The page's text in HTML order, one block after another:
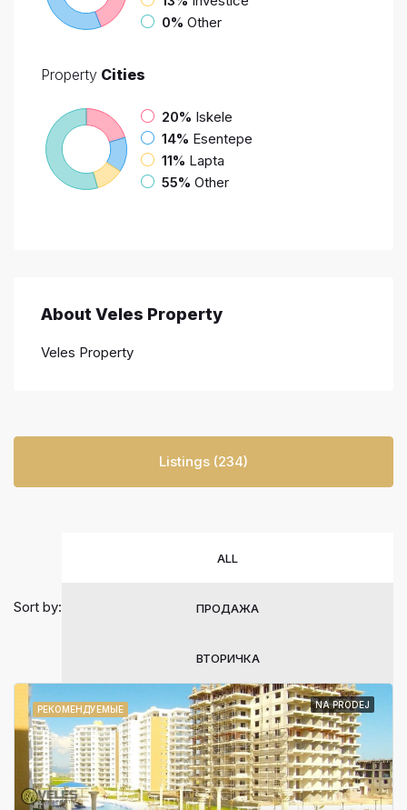
0% Other
Property Cities
20% Iskele
14% Esentepe
11% Lapta
55% Other
About Veles Property
Veles Property
Listings (234)
ALL
ПРОДАЖА
ВТОРИЧКА
Sort by:
РЕКОМЕНДУЕМЫЕ NA PRODEJ